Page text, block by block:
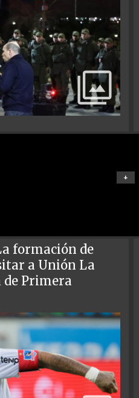
+
formación de
a Unión La
de Primera